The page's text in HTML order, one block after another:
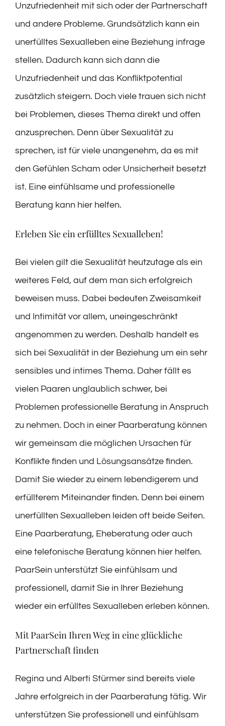
Unzufriedenheit mit sich oder der Partnerschaft
und andere Probleme. Grundsätzlich kann ein
unerfülltes Sexualleben eine Beziehung infrage
stellen. Dadurch kann sich dann die
Unzufriedenheit und das Konfliktpotential
zusätzlich steigern. Doch viele trauen sich nicht
bei Problemen, dieses Thema direkt und offen
anzusprechen. Denn über Sexualität zu
sprechen, ist für viele unangenehm, da es mit
den Gefühlen Scham oder Unsicherheit besetzt
ist. Eine einfühlsame und professionelle
Beratung kann hier helfen.
Erleben Sie ein erfülltes Sexualleben!
Bei vielen gilt die Sexualität heutzutage als ein
weiteres Feld, auf dem man sich erfolgreich
beweisen muss. Dabei bedeuten Zweisamkeit
und Intimität vor allem, uneingeschränkt
angenommen zu werden. Deshalb handelt es
sich bei Sexualität in der Beziehung um ein sehr
sensibles und intimes Thema. Daher fällt es
vielen Paaren unglaublich schwer, bei
Problemen professionelle Beratung in Anspruch
zu nehmen. Doch in einer Paarberatung können
wir gemeinsam die möglichen Ursachen für
Konflikte finden und Lösungsansätze finden.
Damit Sie wieder zu einem lebendigerem und
erfüllterem Miteinander finden. Denn bei einem
unerfüllten Sexualleben leiden oft beide Seiten.
Eine Paarberatung, Eheberatung oder auch
eine telefonische Beratung können hier helfen.
PaarSein unterstützt Sie einfühlsam und
professionell, damit Sie in Ihrer Beziehung
wieder ein erfülltes Sexualleben erleben können.
Mit PaarSein Ihren Weg in eine glückliche
Partnerschaft finden
Regina und Alberti Stürmer sind bereits viele
Jahre erfolgreich in der Paarberatung tätig. Wir
unterstützen Sie professionell und einfühlsam